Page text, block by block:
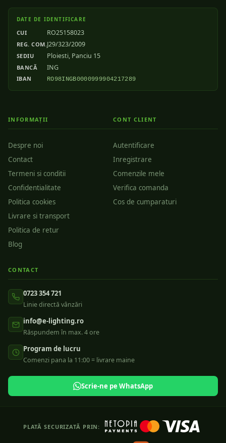
DATE DE IDENTIFICARE
CUI RO25158023
REG. COM.J29/323/2009
SEDIU Ploiesti, Panciu 15
BANCĂ ING
IBAN RO98INGB0000999904217289
INFORMAȚII
Despre noi
Contact
Termeni si conditii
Confidentialitate
Politica cookies
Livrare si transport
Politica de retur
Blog
CONT CLIENT
Autentificare
Inregistrare
Comenzile mele
Verifica comanda
Cos de cumparaturi
CONTACT
0723 354 721
Linie directă vânzări
info@e-lighting.ro
Răspundem în max. 4 ore
Program de lucru
Comenzi pana la 11:00 = livrare maine
Scrie-ne pe WhatsApp
PLATĂ SECURIZATĂ PRIN: